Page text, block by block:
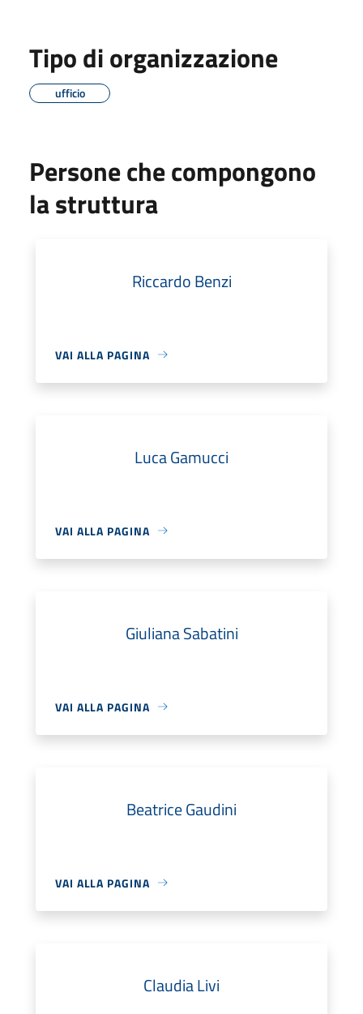
Tipo di organizzazione
ufficio
Persone che compongono
la struttura
Riccardo Benzi
VAI ALLA PAGINA
Luca Gamucci
VAI ALLA PAGINA
Giuliana Sabatini
VAI ALLA PAGINA
Beatrice Gaudini
VAI ALLA PAGINA
Claudia Livi